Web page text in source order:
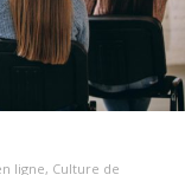
ligne, Culture de